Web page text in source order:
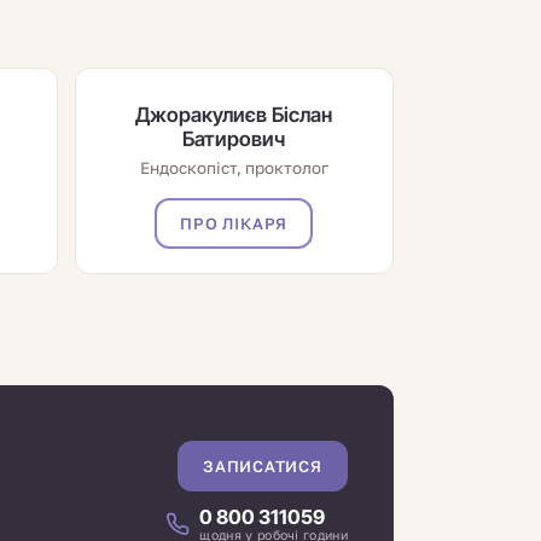
Джоракулиєв Біслан
Батирович
Ендоскопіст, проктолог
ПРО ЛІКАРЯ
ЗАПИСАТИСЯ
0 800 311059
щодня у робочі години